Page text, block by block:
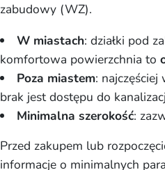
zabudowy (WZ).
W miastach: działki pod
komfortowa powierzchnia to
Poza miastem:
brak jest dostępu do
Minimalna szerokość:
Przed zakupem lub
informacje o minimalnych